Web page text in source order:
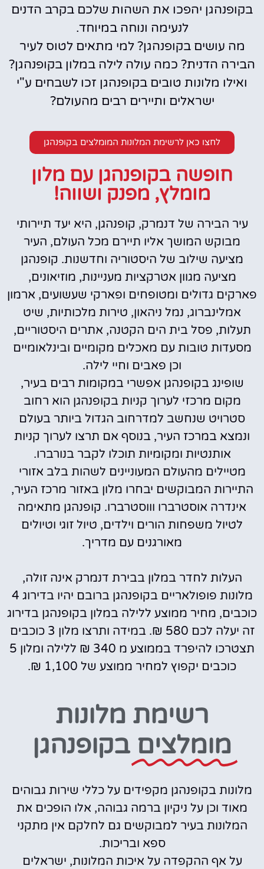
בקופנהגן יהפכו את השהות שלכם בקרב הדנים
לנעימה ונוחה במיוחד.
מה עושים בקופנהגן? למי מתאים לטוס לעיר
הבירה הדנית? כמה עולה לילה במלון בקופנהגן?
ואילו מלונות טובים בקופנהגן זכו לשבחים ע"י
ישראלים ותיירים רבים מהעולם?
לחצו כאן לרשימת המלונות המומלצים בקופנהגן
חופשה בקופנהגן עם מלון
מומלץ, מפנק ושווה!
עיר הבירה של דנמרק, קופנהגן, היא יעד תיירותי
מבוקש המושך אליו תיירם מכל העולם, העיר
מציעה שילוב של היסטוריה וחדשנות. קופנהגן
מציעה מגוון אטרקציות מעניינות, מוזיאונים,
פארקים גדולים ומטופחים ופארקי שעשועים, ארמון
אמלינברוג, נמל ניהאון, טירות מלכותיות, שיט
תעלות, פסל בית הים הקטנה, אתרים היסטוריים,
מסעדות טובות עם מאכלים מקומיים ובינלאומיים
וכן פאבים וחיי לילה.
שופינג בקופנהגן אפשרי במקומות רבים בעיר,
מקום מרכזי לערוך קניות בקופנהגן הוא רחוב
סטרויט שנחשב למדרחוב הגדול ביותר בעולם
ונמצא במרכז העיר, בנוסף אם תרצו לערוך קניות
אותנטיות ומקומיות תוכלו לקבר בנורברו.
מטיילים מהעולם המעוניינים לשהות בלב אזורי
התיירות המבוקשים יבחרו מלון באזור מרכז העיר,
אינדרה אוסטרברו וווסטרברו. קופנהגן מתאימה
לטיול משפחות הורים וילדים, טיול זוגי וטיולים
מאורגנים עם מדריך.
העלות לחדר במלון בבירת דנמרק אינה זולה,
מלונות פופולאריים בקופנהגן ברובם יהיו בדירוג 4
כוכבים, מחיר ממוצע ללילה במלון בקופנהגן בדירוג
זה יעלה לכם 580 ₪. במידה ותרצו מלון 3 כוכבים
תצטרכו להיפרד בממוצע מ 340 ₪ ללילה ומלון 5
כוכבים יקפוץ למחיר ממוצע של 1,100 ₪.
רשימת מלונות
מומלצים בקופנהגן
מלונות בקופנהגן מקפידים על כללי שירות גבוהים
מאוד וכן על ניקיון ברמה גבוהה, אלו הופכים את
המלונות בעיר למבוקשים גם לחלקם אין מתקני
ספא ובריכות.
על אף ההקפדה על איכות המלונות, ישראלים